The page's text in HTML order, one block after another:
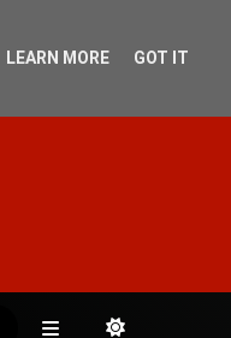
LEARN MORE GOT IT